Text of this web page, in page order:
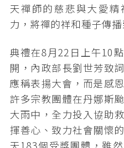
天禪師的慈悲與大愛
力，將禪的祥和種子傳播
典禮在8月22日上午10
開，內政部長劉世芳致
應稱表揚大會，而是感
許多宗教團體在丹娜斯
大雨中，全力投入協助
揮善心、致力社會關懷